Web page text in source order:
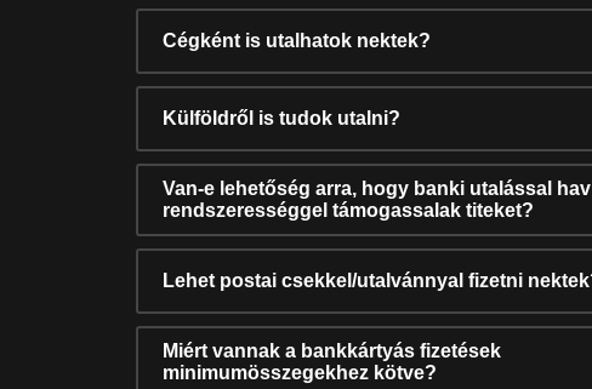
Cégként is utalhatok nektek?
Külföldről is tudok utalni?
Van-e lehetőség arra, hogy banki utalással
rendszerességgel támogassalak titeket?
Lehet postai csekkel/utalvánnyal fizetni
Miért vannak a bankkártyás fizetések
minimumösszegekhez kötve?